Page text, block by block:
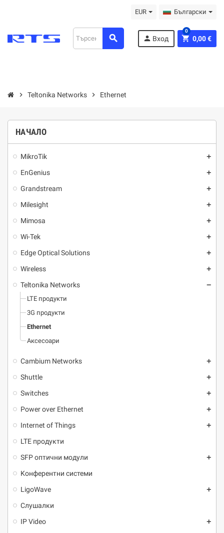
EUR Български
search person Вход shopping_cart 0,00 €
0
chevron_right Teltonika Networks chevron_right Ethernet
НАЧАЛО
MikroTik add
EnGenius add
Grandstream add
Milesight add
Mimosa add
Wi-Tek add
Edge Optical Solutions add
Wireless add
Teltonika Networks remove
LTE продукти
3G продукти
Ethernet
Аксесоари
Cambium Networks add
Shuttle add
Switches add
Power over Ethernet add
Internet of Things add
LTE продукти
SFP оптични модули
add
Kонферентни системи
LigoWave
add
Слушалки
IP Video
add